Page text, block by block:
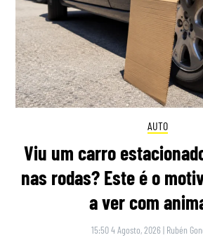
AUTO
Viu um carro
nas rodas? Este é o
a ver com
15:50 4 Agosto, 2026 | Rubén